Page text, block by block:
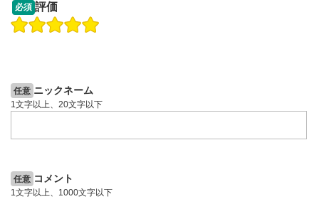
操作説明動画
必須 評価
任意 ニックネーム
1文字以上、20文字以下
任意 コメント
1文字以上、1000文字以下